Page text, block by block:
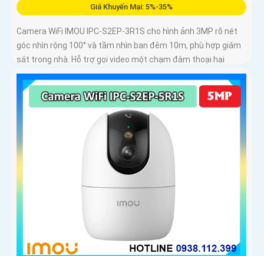
Giá Khuyến Mại: 5%-35%
Camera WiFi IMOU IPC-S2EP-3R1S cho hình ảnh 3MP rõ nét
góc nhìn rộng 100° và tầm nhìn ban đêm 10m, phù hợp giám
sát trong nhà. Hỗ trợ gọi video một chạm đàm thoại hai
chiều và kết nối Wi-Fi ổn định giúp quan sát từ xa